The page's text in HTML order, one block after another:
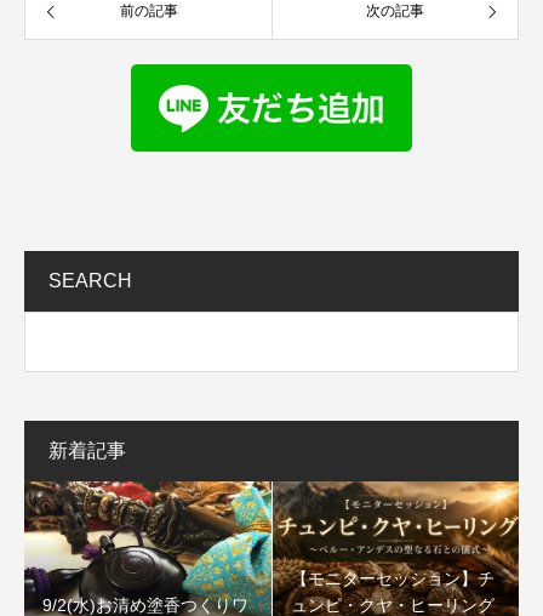
前の記事 次の記事
SEARCH
新着記事
9/2(水)お清め塗香つくりワ
【モニターセッション】チ
ュンピ・クヤ・ヒーリング